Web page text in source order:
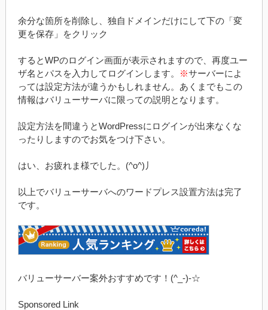
余分な箇所を削除し、独自ドメインだけにして下の「変
更を保存」をクリック
するとWPのログイン画面が表示されますので、再度ユー
ザ名とパスを入力してログインします。
※サーバーによ
っては設定方法が違うかもしれません。あくまでもこの
情報はバリューサーバに限っての説明となります。
設定方法を間違うとWordPressにログインが出来なくな
ったりしますのでお気をつけ下さい。
はい、お疲れま様でした。(^o^)丿
以上でバリューサーバへのワードプレス設置方法は完了
です。
バリューサーバー案外おすすめです！(^_-)-☆
Sponsored Link